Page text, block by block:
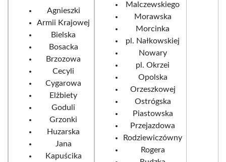
Agnieszki
Armii Krajowej
Bielska
Bosacka
Brzozowa
Cecyli
Cygarowa
Elżbiety
Goduli
Grzonki
Huzarska
Jana
Kapuścika
Malczewskiego
Morawska
Morcinka
pl. Nałkowskiej
Nowary
pl. Okrzei
Opolska
Orzeszkowej
Ostrógska
Piastowska
Przejazdowa
Rodziewiczówny
Rogera